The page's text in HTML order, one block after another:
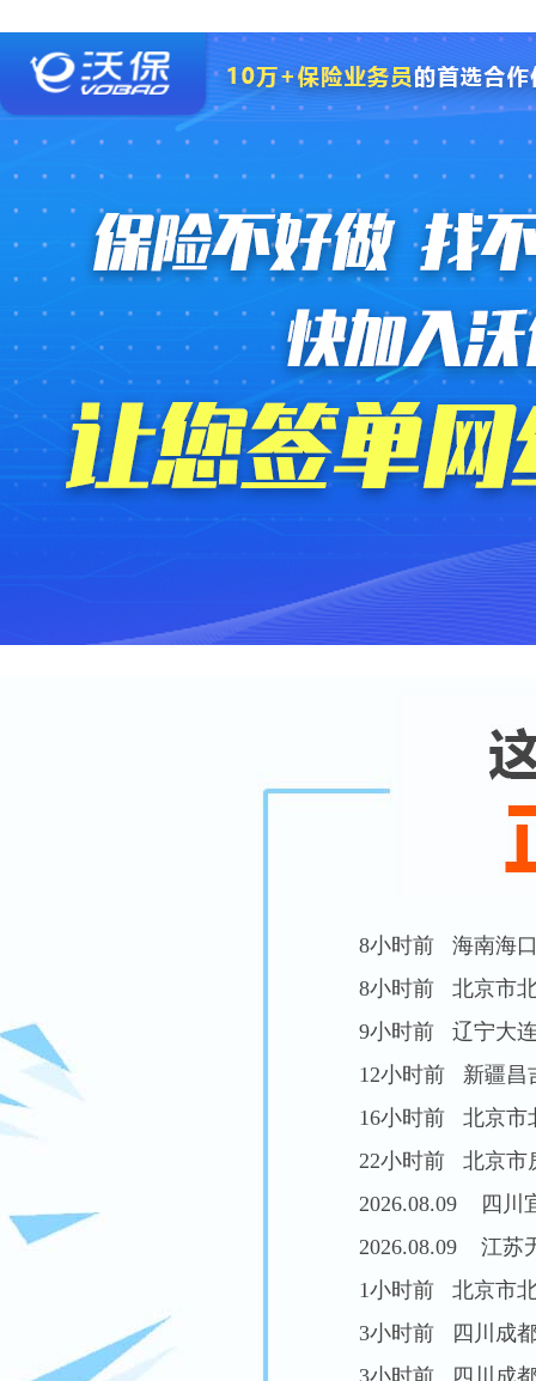
8小时前 北京
9小时前 辽宁大
12小时前 新疆
2026.08.09 四
1小时前 北京市
3小时前 四川
3小时前 四川